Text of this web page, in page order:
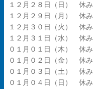
１２月２８日（日） 休み
１２月２９日（月） 休み
１２月３０日（火） 休み
１２月３１日（水） 休み
０１月０１日（木） 休み
０１月０２日（金） 休み
０１月０３日（土） 休み
０１月０４日（日） 休み